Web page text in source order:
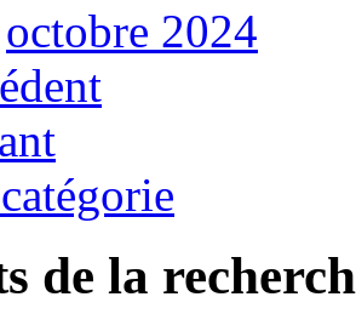
octobre 2024
de la